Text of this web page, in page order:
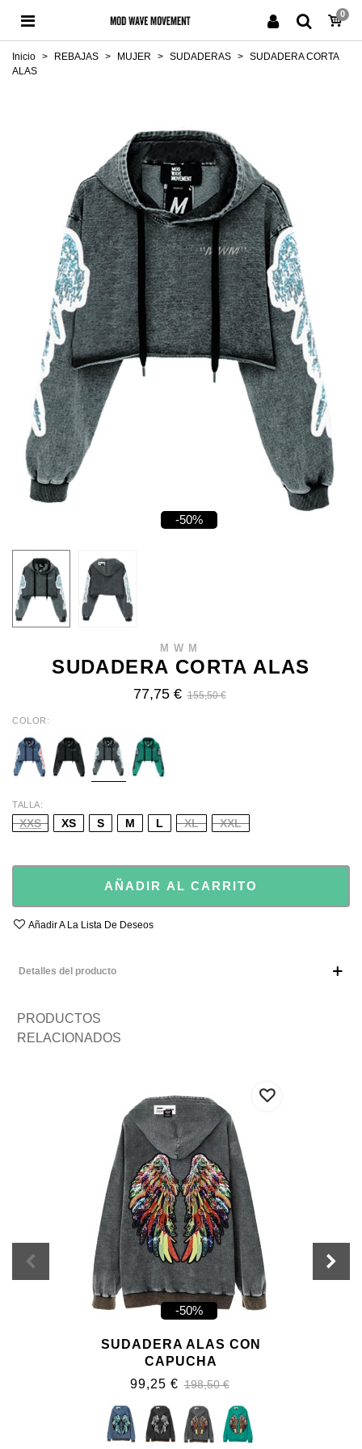
0
Inicio > REBAJAS > MUJER > SUDADERAS > SUDADERA CORTA
ALAS
-50%
MWM
SUDADERA CORTA ALAS
77,75 € 155,50 €
COLOR
BLUE BLACK GREY GREEN
TALLA
XXS XS S M L XL XXL
AÑADIR AL CARRITO
Añadir A La Lista De Deseos
Detalles del producto
PRODUCTOS
RELACIONADOS
-50%
SUDADERA ALAS CON
CAPUCHA
99,25 € 198,50 €